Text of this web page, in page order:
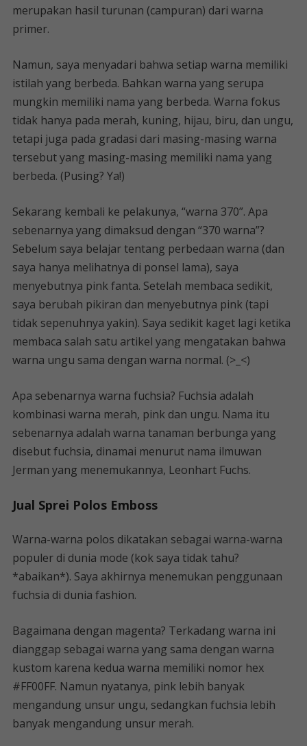
merupakan hasil turunan (campuran) dari warna
primer.
Namun, saya menyadari bahwa setiap warna memiliki
istilah yang berbeda. Bahkan warna yang serupa
mungkin memiliki nama yang berbeda. Warna fokus
tidak hanya pada merah, kuning, hijau, biru, dan ungu,
tetapi juga pada gradasi dari masing-masing warna
tersebut yang masing-masing memiliki nama yang
berbeda. (Pusing? Ya!)
Sekarang kembali ke pelakunya, “warna 370”. Apa
sebenarnya yang dimaksud dengan “370 warna”?
Sebelum saya belajar tentang perbedaan warna (dan
saya hanya melihatnya di ponsel lama), saya
menyebutnya pink fanta. Setelah membaca sedikit,
saya berubah pikiran dan menyebutnya pink (tapi
tidak sepenuhnya yakin). Saya sedikit kaget lagi ketika
membaca salah satu artikel yang mengatakan bahwa
warna ungu sama dengan warna normal. (>_<)
Apa sebenarnya warna fuchsia? Fuchsia adalah
kombinasi warna merah, pink dan ungu. Nama itu
sebenarnya adalah warna tanaman berbunga yang
disebut fuchsia, dinamai menurut nama ilmuwan
Jerman yang menemukannya, Leonhart Fuchs.
Jual Sprei Polos Emboss
Warna-warna polos dikatakan sebagai warna-warna
populer di dunia mode (kok saya tidak tahu?
*abaikan*). Saya akhirnya menemukan penggunaan
fuchsia di dunia fashion.
Bagaimana dengan magenta? Terkadang warna ini
dianggap sebagai warna yang sama dengan warna
kustom karena kedua warna memiliki nomor hex
#FF00FF. Namun nyatanya, pink lebih banyak
mengandung unsur ungu, sedangkan fuchsia lebih
banyak mengandung unsur merah.